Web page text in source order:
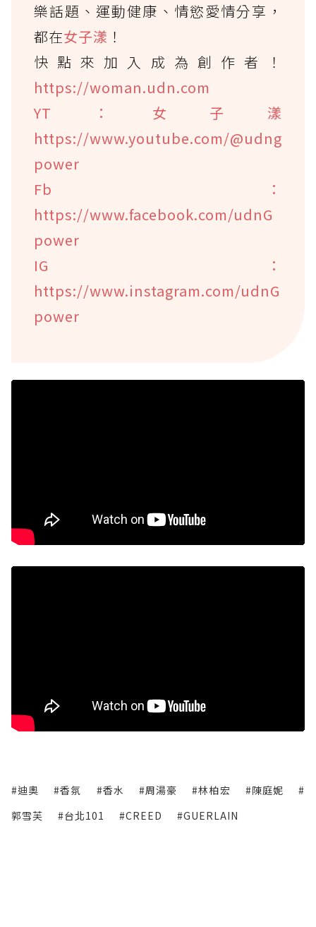
樂話題、運動健康、情慾愛情分享，
都在女子漾 ！
快點來加入成為創作者！
https://woman.udn.com
YT：女子漾
https://www.youtube.com/@udng
power
Fb：
https://www.facebook.com/udnG
power
IG：
https://www.instagram.com/udnG
power
#迪奧 #香氛 #香水 #周湯豪 #林柏宏 #陳庭妮
#
郭雪芙
#台北101 #CREED #GUERLAIN